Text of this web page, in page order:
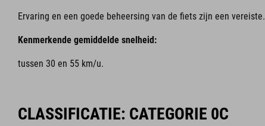
Ervaring en een goede beheersing van de fiets zijn een vereiste.
Kenmerkende gemiddelde snelheid:
tussen 30 en 55 km/u.
CLASSIFICATIE: CATEGORIE 0C